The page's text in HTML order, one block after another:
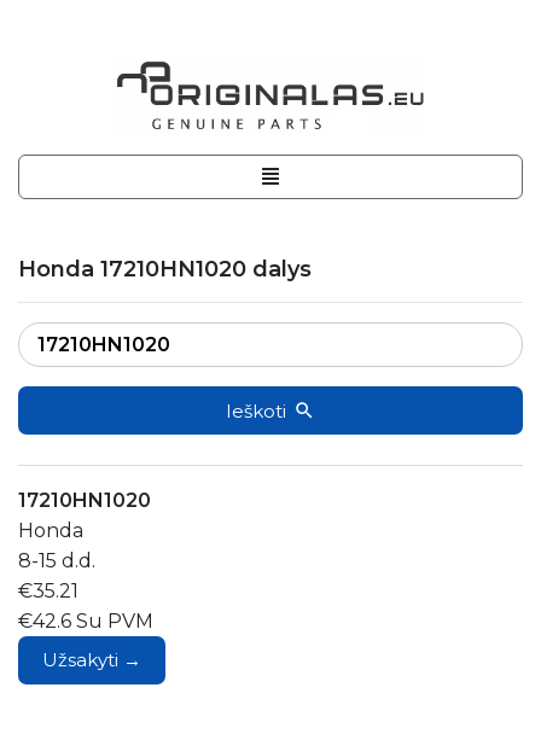
Honda 17210HN1020 dalys
Ieškoti
17210HN1020
Honda
8-15 d.d.
€35.21
€42.6 Su PVM
Užsakyti →